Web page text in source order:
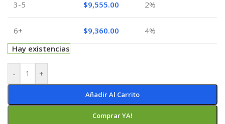
3-5 $9,555.00 2%
6+ $9,360.00
4%
Hay existencias
- +
Añadir Al Carrito
Comprar YA!